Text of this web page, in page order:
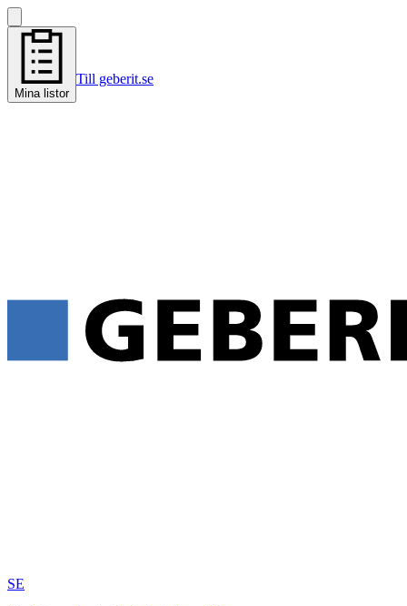
Mina listor
Till geberit.se
SE